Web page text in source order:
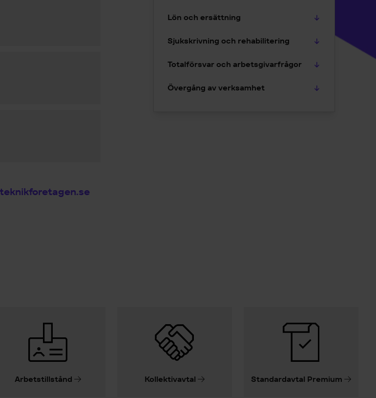
Lön och ersättning
Sjukskrivning och rehabilitering
Totalförsvar och arbetsgivarfrågor
Övergång av verksamhet
Arbetstillstånd Kollektivavtal Standardavtal Premium